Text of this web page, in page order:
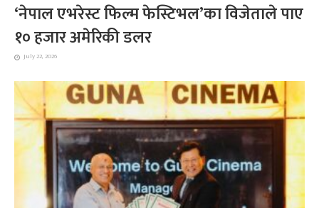
‘नेपाल एभरेस्ट फिल्म फेस्टिभल’का विजेताले पाए
१० हजार अमेरिकी डलर
July 22, 2026